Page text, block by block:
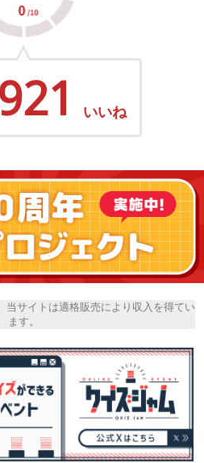
いいね
当サイトは適格販売により収入を得てい
ます。